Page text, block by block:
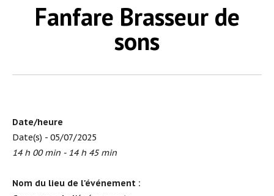
Fanfare Brasseur de
sons
Date/heure
Date(s) - 05/07/2025
14 h 00 min - 14 h 45 min
Nom du lieu de l'événement :